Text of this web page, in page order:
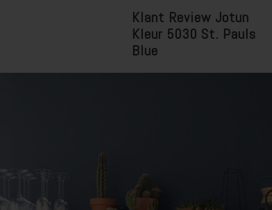
Klant Review Jotun
Kleur 5030 St. Pauls
Blue